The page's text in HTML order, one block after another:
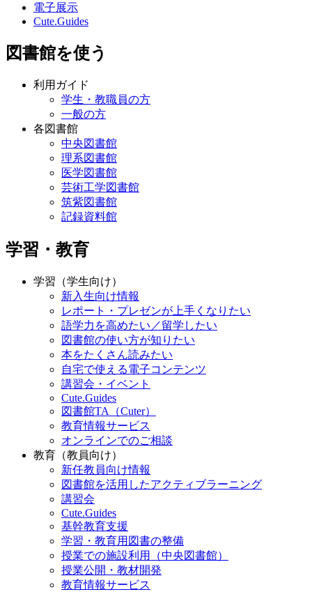
電子展示
Cute.Guides
図書館を使う
利用ガイド
学生・教職員の方
一般の方
各図書館
中央図書館
理系図書館
医学図書館
芸術工学図書館
筑紫図書館
記録資料館
学習・教育
学習（学生向け）
新入生向け情報
レポート・プレゼンが上手くなりたい
語学力を高めたい／留学したい
図書館の使い方が知りたい
本をたくさん読みたい
自宅で使える電子コンテンツ
講習会・イベント
Cute.Guides
図書館TA（Cuter）
教育情報サービス
オンラインでのご相談
教育（教員向け）
新任教員向け情報
図書館を活用したアクティブラーニング
講習会
Cute.Guides
基幹教育支援
学習・教育用図書の整備
授業での施設利用（中央図書館）
授業公開・教材開発
教育情報サービス